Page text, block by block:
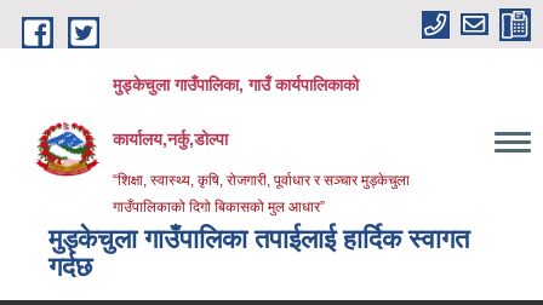
Skip to main content
मुड्केचुला गाउँपालिका, गाउँ कार्यपालिकाको
कार्यालय,नर्कु,डोल्पा
“शिक्षा, स्वास्थ्य, कृषि, रोजगारी, पूर्वाधार र सञ्चार मुड्केचुला
गाउँपालिकाको दिगो बिकासको मुल आधार”
मुड्केचुला गाउँपालिका तपाईलाई हार्दिक स्वागत
गर्दछ